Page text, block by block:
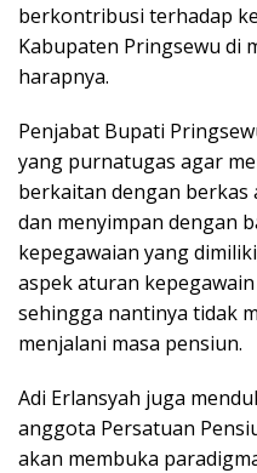
berkontribusi terhadap
Kabupaten Pringsewu di
harapnya.
Penjabat Bupati
yang purnatugas agar
berkaitan dengan berkas
dan menyimpan dengan
kepegawaian yang
aspek aturan
sehingga nantinya tidak
menjalani masa pensiun.
Adi Erlansyah juga
anggota Persatuan
akan membuka